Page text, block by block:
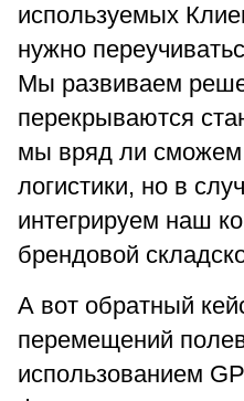
используемых
нужно
Мы развиваем
перекрываются
мы вряд ли сможем
логистики, но в
интегрируем наш
брендовой
А вот обратный
перемещений
использованием